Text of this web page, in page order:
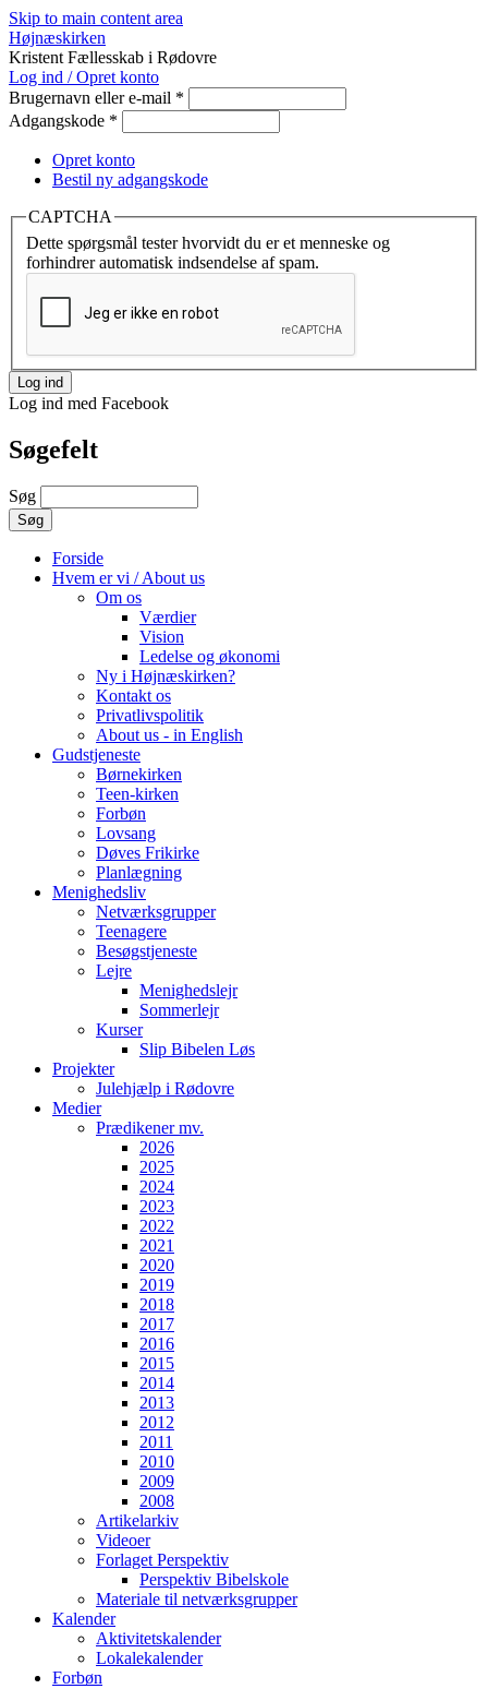
Skip to main content area
Højnæskirken
Kristent Fællesskab i Rødovre
Log ind / Opret konto
Brugernavn eller e-mail *
Adgangskode *
Opret konto
Bestil ny adgangskode
CAPTCHA
Dette spørgsmål tester hvorvidt du er et menneske og
forhindrer automatisk indsendelse af spam.
Log ind med Facebook
Søgefelt
Søg
Forside
Hvem er vi / About us
Om os
Værdier
Vision
Ledelse og økonomi
Ny i Højnæskirken?
Kontakt os
Privatlivspolitik
About us - in English
Gudstjeneste
Børnekirken
Teen-kirken
Forbøn
Lovsang
Døves Frikirke
Planlægning
Menighedsliv
Netværksgrupper
Teenagere
Besøgstjeneste
Lejre
Menighedslejr
Sommerlejr
Kurser
Slip Bibelen Løs
Projekter
Julehjælp i Rødovre
Medier
Prædikener mv.
2026
2025
2024
2023
2022
2021
2020
2019
2018
2017
2016
2015
2014
2013
2012
2011
2010
2009
2008
Artikelarkiv
Videoer
Forlaget Perspektiv
Perspektiv Bibelskole
Materiale til netværksgrupper
Kalender
Aktivitetskalender
Lokalekalender
Forbøn